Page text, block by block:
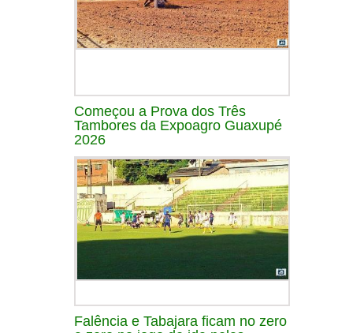
Começou a Prova dos Três
Tambores da Expoagro Guaxupé
2026
Falência e Tabajara ficam no zero